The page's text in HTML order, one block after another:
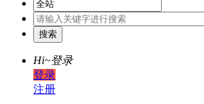
Hi~登录
登录
注册